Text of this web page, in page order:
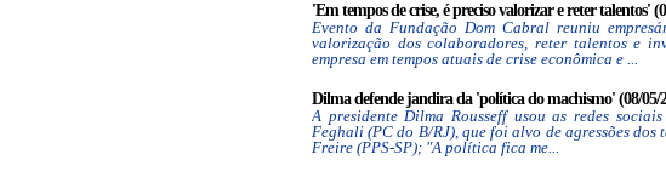
'Em tempos de crise, é preciso valorizar e reter talentos'
Evento da Fundação Dom Cabral reuniu
valorização dos colaboradores, reter talentos e
empresa em tempos atuais de crise econômica e ...
Dilma defende jandira da 'política do machismo' (08/05/
A presidente Dilma Rousseff usou as redes
Feghali (PC do B/RJ), que foi alvo de agressões
Freire (PPS-SP); "A política fica me...